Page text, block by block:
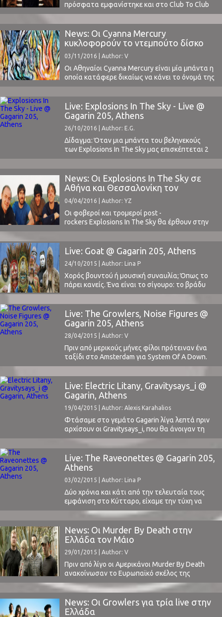
πρόσφατα εμφανίστηκε και στο Club To Club
Festival στο Τορίνο θα εμφανιστεί στην Αθήνα
και το Gagarin στις 10 Δεκεμβρίου. ⁪ Διαβάστε
την ανακοίνωση της παραγωγής για την
εμφάνισή της και για τα εισιτήρια: ANNA VON
HAUSSWOLFF - ΣΑΒΒΑΤΟ 10 ΔΕΚΕΜΒΡΙΟΥ Τιμή
εισιτηρίου: προπώληση 18 ευρώ, ταμείο 20
ευρώ ...
News: Οι Cyanna Mercury
κυκλοφορούν το ντεμπούτο δίσκο
τους
03/11/2016 | Author: V
Οι Αθηναίοι Cyanna Mercury είναι μία μπάντα η
οποία κατάφερε δικαίως να κάνει το όνομά της
γνωστό και να προκαλέσει αίσθηση στη
μουσική σκηνή της χώρας. Η ποιότητα των
μέχρι τώρα EPs/Singles που έχουν
κυκλοφορήσει και των live εμφανίσεών τους
έχουν δημιουργήσει αρκετά ανεβασμένες
προσδοκίες για το πρώτο ολοκληρωμένο
δισκογραφικό ...
Live: Explosions In The Sky - Live @
Gagarin 205, Athens
26/10/2016 | Author: E.G.
Δίδαγμα: Όταν μια μπάντα του βεληνεκούς
των Explosions In The Sky μας επισκέπτεται 2
φορές στην Αθήνα πρέπει να τους βλέπουμε και
τις 2 φορές.Αυτό.-Κλασική εφαρμογή του
"θεωρήματος" οι εμφανίσεις των Radiohead το
2000 στο Λυκαβηττό... Explosions In The Sky -
Live @ Gagarin 205, Athens (Day 1) Το Σάββατο η
προθέρμανση σε ένα ...
News: Οι Explosions In The Sky σε
Αθήνα και Θεσσαλονίκη τον
Οκτώβριο
04/04/2016 | Author: YZ
Οι φοβεροί και τρομεροί post -
rockers Explosions In The Sky θα έρθουν στην
Ελλάδα τον ερχόμενο Οκτώβριο για τρεις
εμφανίσεις σε Αθήνα και Θεσσαλονίκη.Οπως
και έχουν αναρτήσει στο επίσημο site τους, θα
εμφανιστούν στο Principal Club Theater στη
Θεσσαλονίκη στις 14 Οκτωβρίου και στις 15 και
16 του ίδιου μήνα στο Gagarin ...
Live: Goat @ Gagarin 205, Athens
24/10/2015 | Author: Lina P
Χορός βουντού ή μουσική συναυλία; Όπως το
πάρει κανείς. Ένα είναι το σίγουρο: το βράδυ
του Σαββάτου, 17 Οκτωβρίου, περάσαμε
καταπληκτικά στο Gagarin με τους
Goat.Φτάσαμε στο χώρο στις 9.30, ίσα που
προλάβαμε να πάρουμε την μπύρα μας και να
πιάσουμε κατάλληλη θέση ανάμεσα σε
μουσάτους hipsters αλλά και ψαγμένους ...
Live: The Growlers, Noise Figures @
Gagarin 205, Athens
28/04/2015 | Author: V
Πριν από μερικούς μήνες φίλοι πρότειναν ένα
ταξίδι στο Amsterdam για System Of A Down.
Όμορφη πόλη, κορυφαίο συγκρότημα (κάποτε),
πολύ καλή ιδέα. Το live ήταν όμως στις 17
Απριλίου, μόλις μια μέρα μετά από ένα άλλο,
πολύ πιο ενδιαφέρον, live στην Αθήνα. Αυτό
των Growlers!Υπάρχουν κάποιες μπάντες οι
οποίες ...
Live: Electric Litany, Gravitysays_i @
Gagarin, Athens
19/04/2015 | Author: Alexis Karahalios
Φτάσαμε στο γεμάτο Gagarin λίγα λεπτά πριν
αρχίσουν οι Gravitysays_i, που θα άνοιγαν τη
συναυλία των Electric Litany. Εκεί μας περίμενε
μία πολύ ευχάριστη έκπληξη, αφού το
συγκρότημα κατάφερε να κερδίσει το κοινό και
να μην αποτελέσει ένα τυπικό - βαρετό
μάλιστα! Ένα ...
Live: The Raveonettes @ Gagarin 205,
Athens
03/02/2015 | Author: Lina P
Δύο χρόνια και κάτι από την τελευταία τους
εμφάνιση στο Κύτταρο, είχαμε την τύχη να
ξαναδούμε τους Raveonettes σε ένα γεμάτο,
ευτυχώς όχι ασφυκτικά, Gagarin. Οι εντυπώσεις
μας; Οι καλύτερες. Live που μας δικαίωσε και
ξεχάσαμε από τα πρώτα λεπτά την κούραση
πράγματα ...
News: Οι Murder By Death στην
Ελλάδα τον Μάιο
29/01/2015 | Author: V
Πριν από λίγο οι Αμερικάνοι Murder By Death
ανακοίνωσαν το Ευρωπαϊκό σκέλος της
φετινής τους περιοδείας. Με χαρά είδαμε ότι οι
δύο πρώτη σταθμοί τους θα είναι η
Θεσσαλονίκη στις 15 Μαΐου (Principal Club) και
η Αθήνα στις 16 (Gagarin 205). Προς το παρόν
News: Οι Growlers για τρία live στην
Ελλάδα